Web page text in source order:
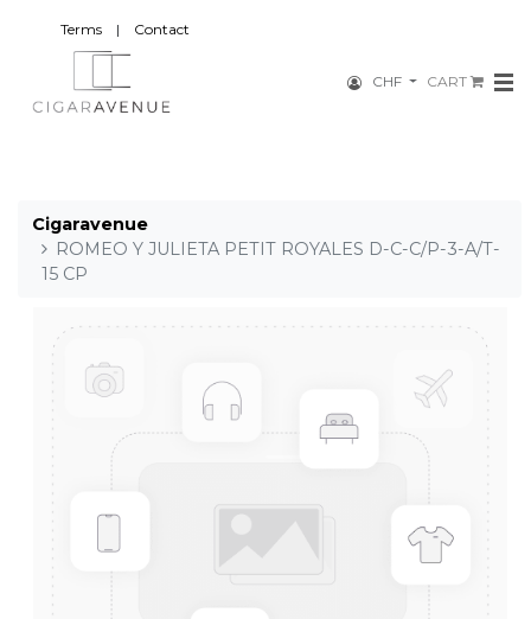
Terms | Contact
CART
CHF
Cigaravenue
ROMEO Y JULIETA PETIT ROYALES D-C-C/P-3-A/T-
15 CP